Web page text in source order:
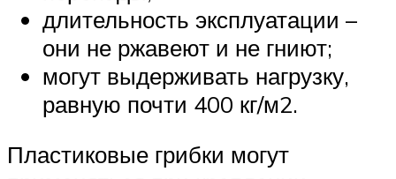
длительность эксплуатации –
они не ржавеют и не гниют;
могут выдерживать нагрузку,
равную почти 400 кг/м2.
Пластиковые грибки могут